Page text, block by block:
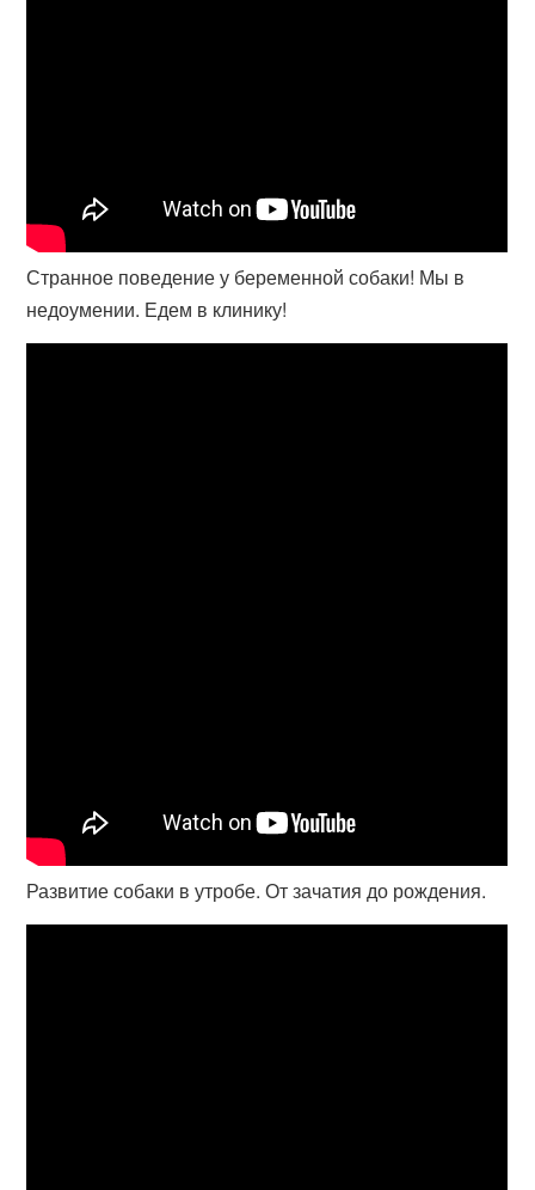
Странное поведение у беременной собаки! Мы в
недоумении. Едем в клинику!
Развитие собаки в утробе. От зачатия до рождения.